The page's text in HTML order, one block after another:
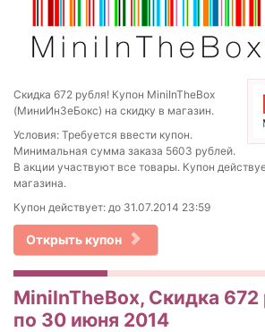
Скидка 672 рубля! Купон MiniInTheBox
(МиниИнЗеБокс) на скидку в магазин.
Условия: Требуется ввести купон.
Минимальная сумма заказа 5603 рублей.
В акции участвуют все товары. Купон
магазина.
Купон действует: до 31.07.2014 23:59
Открыть купон
MiniInTheBox, Скидка 672
по 30 июня 2014